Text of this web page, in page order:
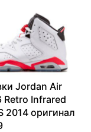
Jordan Air
Retro Infrared
2014 оригинал